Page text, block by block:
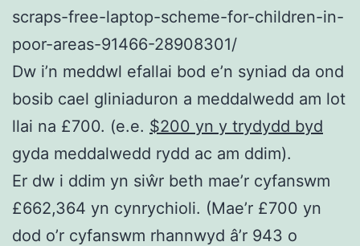
scraps-free-laptop-scheme-for-children-in-
poor-areas-91466-28908301/
Dw i’n meddwl efallai bod e’n syniad da ond
bosib cael gliniaduron a meddalwedd am lot
llai na £700. (e.e. $200 yn y trydydd byd
gyda meddalwedd rydd ac am ddim).
Er dw i ddim yn siŵr beth mae’r cyfanswm
£662,364 yn cynrychioli. (Mae’r £700 yn
dod o’r cyfanswm rhannwyd â’r 943 o